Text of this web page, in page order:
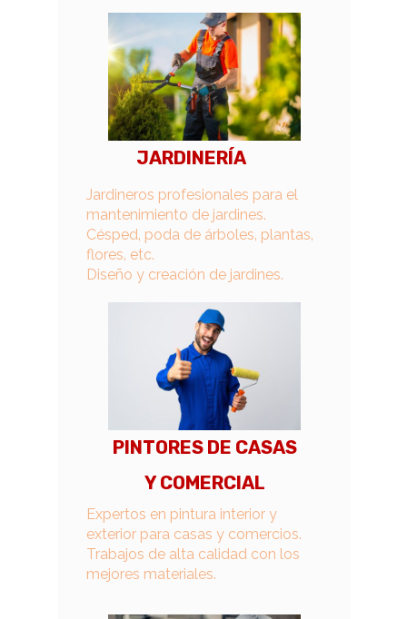
JARDINERÍA
Jardineros profesionales para el
mantenimiento de jardines.
Césped, poda de árboles, plantas,
flores, etc.
Diseño y creación de jardines.
PINTORES DE CASAS
Y COMERCIAL
Expertos en pintura interior y
exterior para casas y comercios.
Trabajos de alta calidad con los
mejores materiales.